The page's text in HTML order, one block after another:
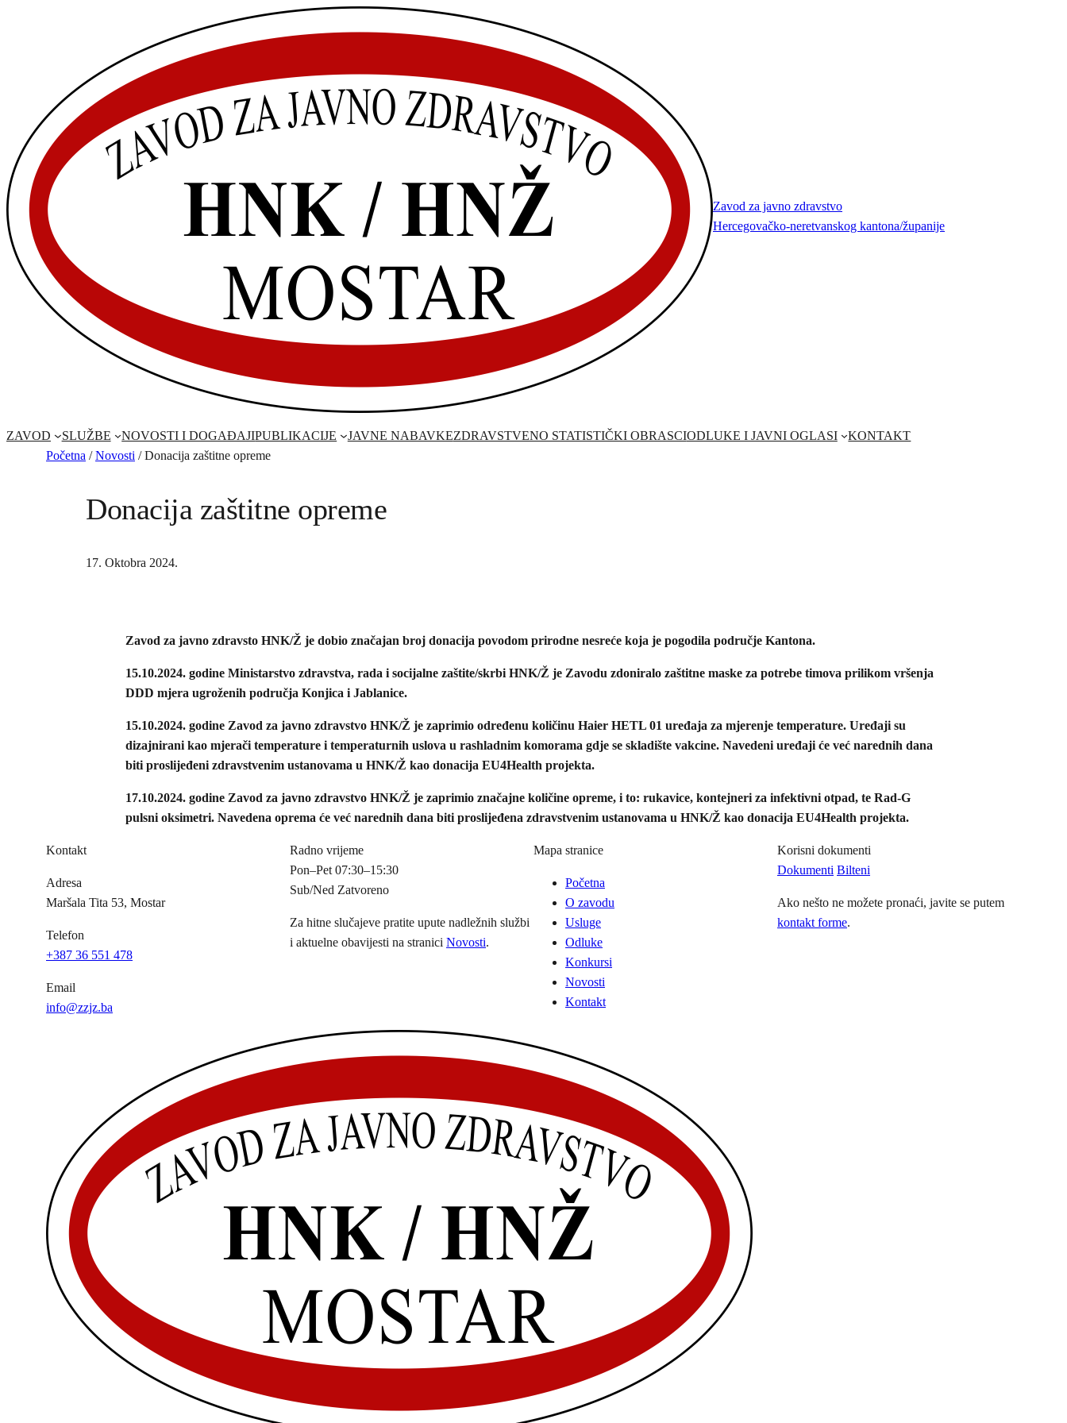
Zavod za javno zdravstvo
Hercegovačko-neretvanskog kantona/županije
ZAVOD SLUŽBE NOVOSTI I DOGAĐAJIPUBLIKACIJE JAVNE NABAVKEZDRAVSTVENO STATISTIČKI OBRASCIODLUKE I JAVNI OGLASI
KONTAKT
Početna / Novosti / Donacija zaštitne opreme
Donacija zaštitne opreme
17. Oktobra 2024.
Zavod za javno zdravsto HNK/Ž je dobio značajan broj donacija povodom prirodne nesreće koja je pogodila područje Kantona.
15.10.2024. godine Ministarstvo zdravstva, rada i socijalne zaštite/skrbi HNK/Ž je Zavodu zdoniralo zaštitne maske za potrebe timova prilikom vršenja
DDD mjera ugroženih područja Konjica i Jablanice.
15.10.2024. godine Zavod za javno zdravstvo HNK/Ž je zaprimio određenu količinu Haier HETL 01 uređaja za mjerenje temperature. Uređaji su
dizajnirani kao mjerači temperature i temperaturnih uslova u rashladnim komorama gdje se skladište vakcine. Navedeni uređaji će već narednih dana
biti proslijeđeni zdravstvenim ustanovama u HNK/Ž kao donacija EU4Health projekta.
17.10.2024. godine Zavod za javno zdravstvo HNK/Ž je zaprimio značajne količine opreme, i to: rukavice, kontejneri za infektivni otpad, te Rad-G
pulsni oksimetri. Navedena oprema će već narednih dana biti proslijeđena zdravstvenim ustanovama u HNK/Ž kao donacija EU4Health projekta.
Kontakt
Adresa
Maršala Tita 53, Mostar
Telefon
+387 36 551 478
Email
info@zzjz.ba
Radno vrijeme
Pon–Pet 07:30–15:30
Sub/Ned Zatvoreno
Za hitne slučajeve pratite upute nadležnih službi
i aktuelne obavijesti na stranici Novosti.
Mapa stranice
Početna
O zavodu
Usluge
Odluke
Konkursi
Novosti
Kontakt
Korisni dokumenti
Dokumenti Bilteni
Ako nešto ne možete pronaći, javite se putem
kontakt forme.